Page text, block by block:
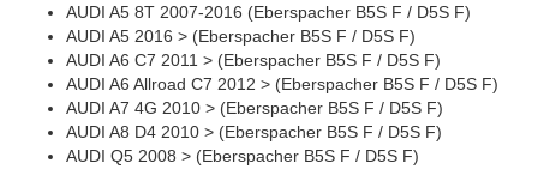
AUDI A5 8T 2007-2016 (Eberspacher B5S F / D5S F)
AUDI A5 2016 > (Eberspacher B5S F / D5S F)
AUDI A6 C7 2011 > (Eberspacher B5S F / D5S F)
AUDI A6 Allroad C7 2012 > (Eberspacher B5S F / D5S F)
AUDI A7 4G 2010 > (Eberspacher B5S F / D5S F)
AUDI A8 D4 2010 > (Eberspacher B5S F / D5S F)
AUDI Q5 2008 > (Eberspacher B5S F / D5S F)